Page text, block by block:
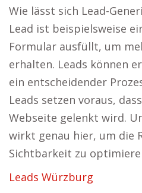
Wie lässt sich Lead-
Lead ist beispielsweise
Formular ausfüllt, um
erhalten. Leads können
ein entscheidender
Leads setzen voraus,
Webseite gelenkt wird.
wirkt genau hier, um die
Sichtbarkeit zu
Leads Würzburg